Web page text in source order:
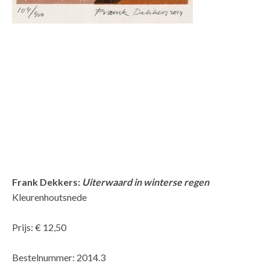
Frank Dekkers: Uiterwaard in winterse regen
Kleurenhoutsnede
Prijs: € 12,50
Bestelnummer: 2014.3